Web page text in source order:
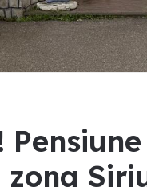
zona